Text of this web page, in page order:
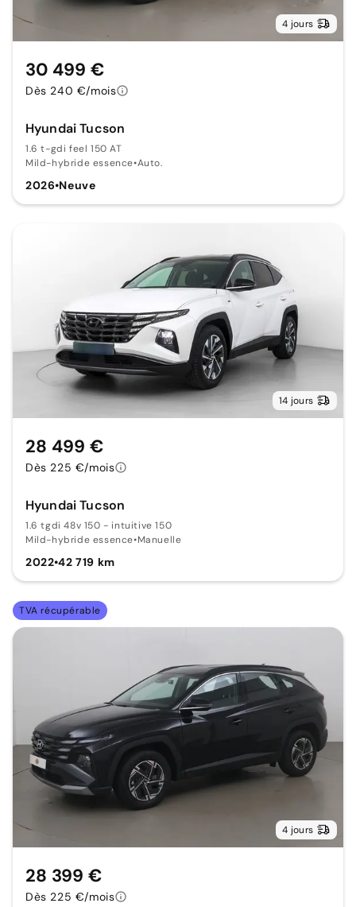
4 jours
Hyundai Tucson
1.6 t-gdi feel 150 AT
Mild-hybride essence•Auto.
2026•Neuve
30 499 €
Dès 240 €/mois
14 jours
Hyundai Tucson
1.6 tgdi 48v 150 - intuitive 150
Mild-hybride essence•Manuelle
2022•42 719 km
28 499 €
Dès 225 €/mois
TVA récupérable
4 jours
28 399 €
Dès 225 €/mois